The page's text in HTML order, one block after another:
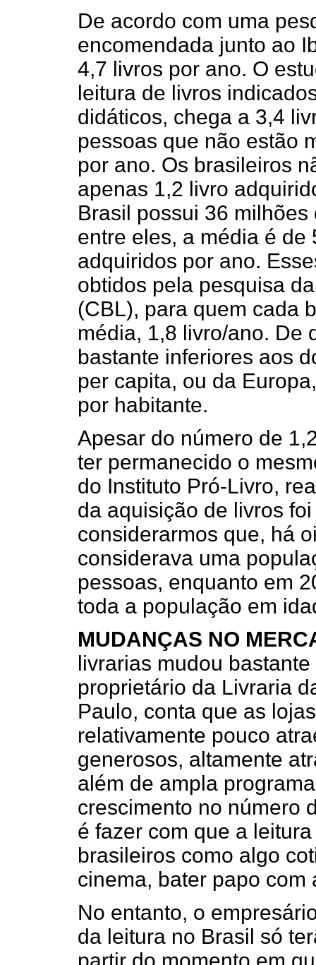
De acordo com uma
encomendada junto ao
4,7 livros por ano. O
leitura de livros
didáticos, chega a 3,4
pessoas que não estão
por ano. Os brasileiros
apenas 1,2 livro
Brasil possui 36
entre eles, a média é de
adquiridos por ano.
obtidos pela pesquisa
(CBL), para quem cada
média, 1,8 livro/ano. De
bastante inferiores aos
per capita, ou da
por habitante.
Apesar do número de
ter permanecido o
do Instituto Pró-Livro,
da aquisição de livros
considerarmos que, há
considerava uma
pessoas, enquanto em
toda a população em
MUDANÇAS NO
livrarias mudou
proprietário da Livraria
Paulo, conta que as
relativamente pouco
generosos, altamente
além de ampla
crescimento no número
é fazer com que a
brasileiros como algo
cinema, bater papo com
No entanto, o
da leitura no Brasil só